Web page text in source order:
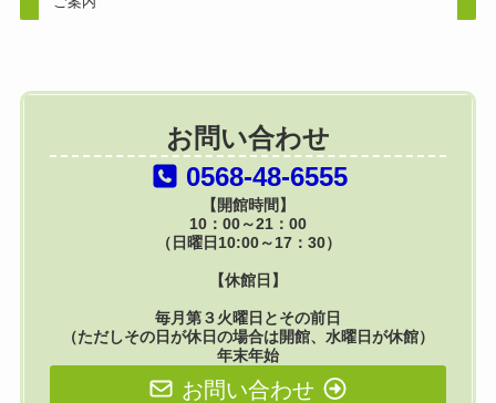
お問い合わせ
0568-48-6555
【開館時間】
10：00～21：00
（日曜日10:00～17：30）
【休館日】
毎月第３火曜日とその前日
（ただしその日が休日の場合は開館、水曜日が休館）
年末年始
お問い合わせ